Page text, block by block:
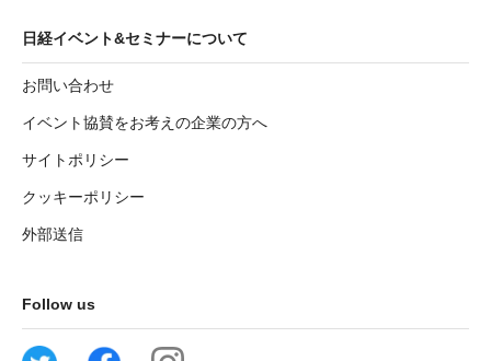
日経イベント&セミナーについて
お問い合わせ
イベント協賛をお考えの企業の方へ
サイトポリシー
クッキーポリシー
外部送信
Follow us